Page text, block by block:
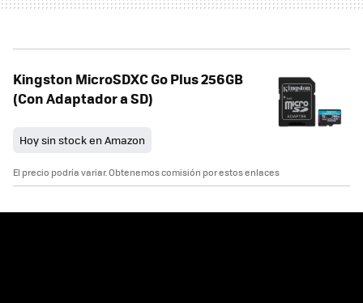
Kingston MicroSDXC Go Plus 256GB
(Con Adaptador a SD)
Hoy sin stock en Amazon
El precio podría variar. Obtenemos comisión por estos enlaces